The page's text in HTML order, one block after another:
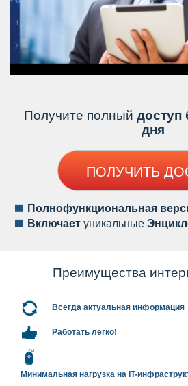
Получите полный доступ
дня
ПОЛУЧИТЬ
Полнофункциональная
ключаетуникальные
Преимущества
сегда актуальная информация
Работать легко!
Минимальная нагрузка на IT-